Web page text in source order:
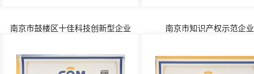
南京市鼓楼区十佳科技创新型企业 南京市知识产权示范企业